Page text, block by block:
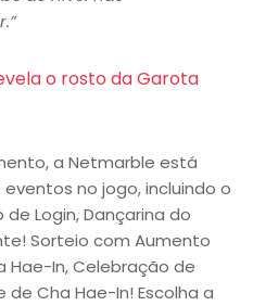
o rosto da Garota
a Netmarble está
no jogo, incluindo o
Login, Dançarina do
Sorteio com Aumento
Hae-In, Celebração de
Cha Hae-In! Escolha a